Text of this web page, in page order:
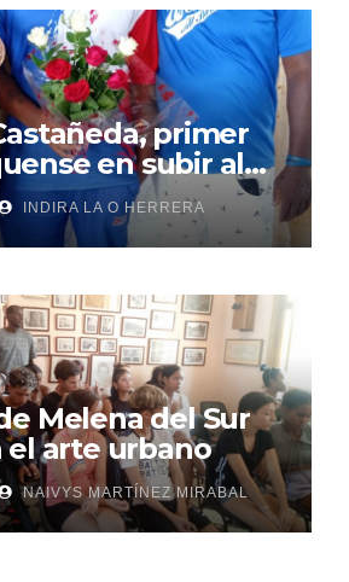
primer
en subir al
INDIRA LA O HERRERA
arte urbano
NAIVYS MARTÍNEZ MIRABAL